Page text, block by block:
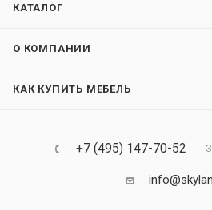
КАТАЛОГ
О КОМПАНИИ
КАК КУПИТЬ МЕБЕЛЬ
+7 (495) 147-70-52